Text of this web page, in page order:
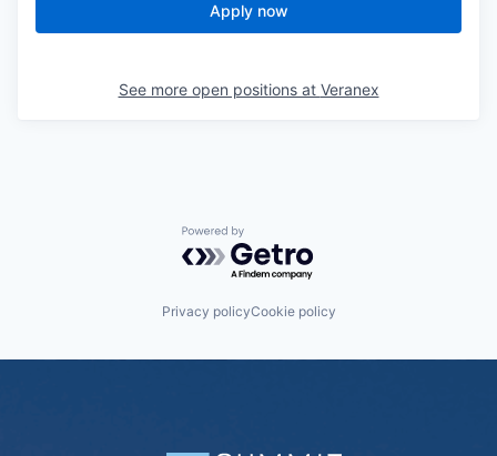
Apply now
See more open positions at Veranex
Powered by Getro.com
Privacy policyCookie policy